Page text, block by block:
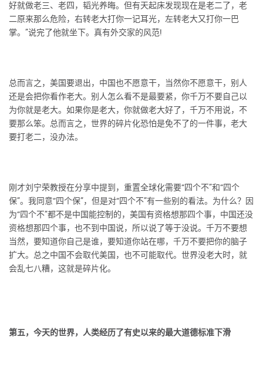
好就做老三、老四，韬光养晦。但有天起床发现现在是老二了，老
二原来那么危险，右转老大打你一记耳光，左转老大又打你一巴
掌。”说完了他就坐下。真有外交家的风范!
总而言之，美国要退出，中国也不愿意干，当然你不愿意干，别人
还是会把你看作老大。别人怎么看不是最要紧，你千万不要自己以
为你就是老大。如果你是老大，你就做老大好了，千万不用说，不
要那么笨。总而言之，世界的碎片化恐怕是免不了的一件事，老大
要打老二，没办法。
刚才刘宁荣教授在分享中提到，重置全球化需要“四个不”和“四个
保”。我同意“四个保”，但是对“四个不”有一些别的看法。为什么？因
为“四个不”都不是中国能控制的，美国有资格想那四个事，中国还没
资格想那四个事，也不到中国说，所以说了等于没说。千万不要想
当然，要知道你自己是谁，要知道你站在哪，千万不要把你的脑子
扩大。总之中国不会取代美国，也不可能取代。世界没老大时，就
会乱七八糟，这就是碎片化。
第五，今天的世界，人类经历了有史以来的最大道德标准下滑